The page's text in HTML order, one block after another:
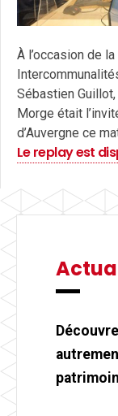
À l’occasion de
Sébastien
Morge était
d’Auvergne ce
Le replay est